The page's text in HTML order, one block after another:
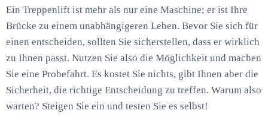
Ein Treppenlift ist mehr als nur eine Maschine; er ist Ihre
Brücke zu einem unabhängigeren Leben. Bevor Sie sich für
einen entscheiden, sollten Sie sicherstellen, dass er wirklich
zu Ihnen passt. Nutzen Sie also die Möglichkeit und machen
Sie eine Probefahrt. Es kostet Sie nichts, gibt Ihnen aber die
Sicherheit, die richtige Entscheidung zu treffen. Warum also
warten? Steigen Sie ein und testen Sie es selbst!